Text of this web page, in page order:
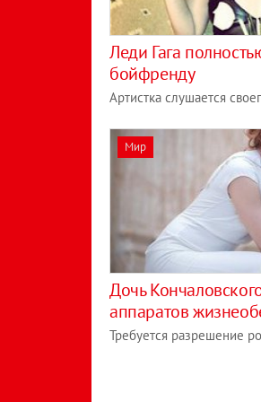
Леди Гага
бойфренду
Артистка слушается
Мир
Дочь
аппаратов
Требуется разрешение